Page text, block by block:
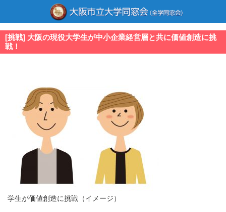
[挑戦] 大阪の現役大学生が中小企業経営層と共に価値創造に挑
戦！
学生が価値創造に挑戦（イメージ）